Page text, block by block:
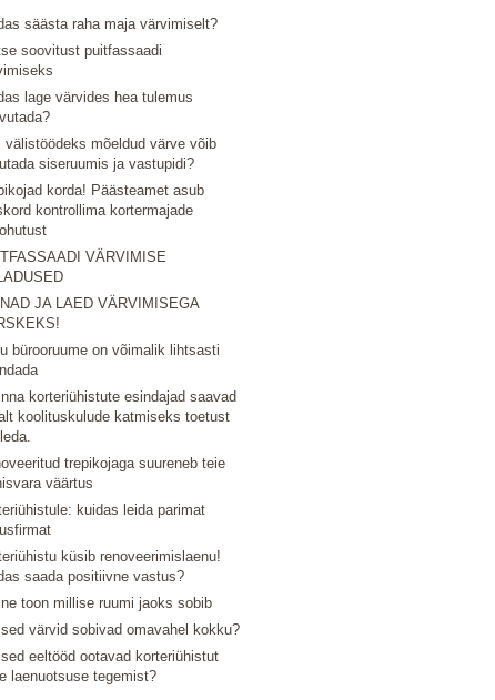
säästa raha maja värvimiselt?
soovitust puitfassaadi
lage värvides hea tulemus
välistöödeks mõeldud värve võib
siseruumis ja vastupidi?
korda! Päästeamet asub
kontrollima kortermajade
VÄRVIMISE
JA LAED VÄRVIMISEGA
bürooruume on võimalik lihtsasti
korteriühistute esindajad saavad
koolituskulude katmiseks toetust
trepikojaga suureneb teie
väärtus
kuidas leida parimat
küsib renoveerimislaenu!
saada positiivne vastus?
toon millise ruumi jaoks sobib
värvid sobivad omavahel kokku?
eeltööd ootavad korteriühistut
laenuotsuse tegemist?